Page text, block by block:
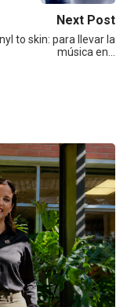
Next Post
to skin: para llevar la
música en…